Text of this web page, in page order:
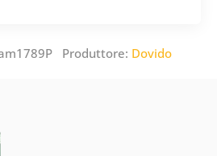
Produttore: Dovido